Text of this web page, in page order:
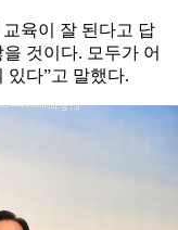
육이 잘 된다고 답
것이다. 모두가 어
있다”고 말했다.